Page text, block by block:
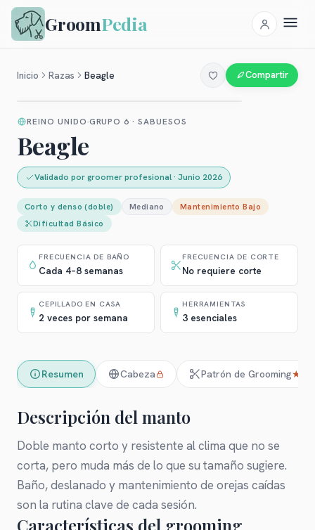
GroomPedia
Inicio Razas Beagle Compartir
REINO UNIDO GRUPO 6 · SABUESOS
Beagle
Validado por groomer profesional· Junio 2026
Corto y denso (doble) Mediano MantenimientoBajo
DificultadBásico
FRECUENCIA DE BAÑO
Cada 4–8 semanas
FRECUENCIA DE CORTE
No requiere corte
CEPILLADO EN CASA
2 veces por semana
HERRAMIENTAS
3 esenciales
Resumen Cabeza Patrón de Grooming★
Descripción del manto
Doble manto corto y resistente al clima que no se
corta, pero muda más de lo que su tamaño sugiere.
Baño, deslanado y mantenimiento de orejas caídas
son la rutina clave de cada sesión.
Características del grooming